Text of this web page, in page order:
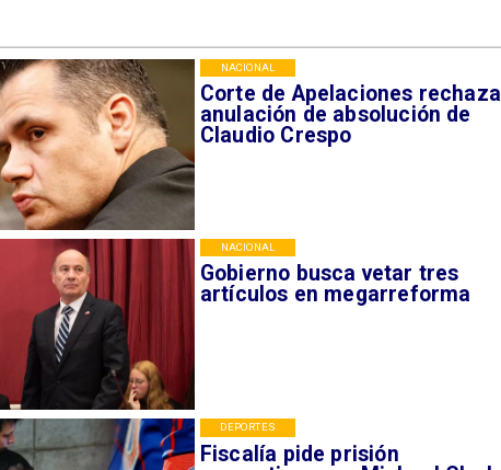
Corte de Apelaciones rechaza
anulación de absolución de
Claudio Crespo
NACIONAL
Gobierno busca vetar tres
artículos en megarreforma
NACIONAL
Fiscalía pide prisión
DEPORTES